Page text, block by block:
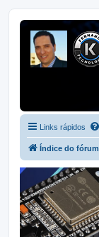
Links rápidos
Índice do fórum